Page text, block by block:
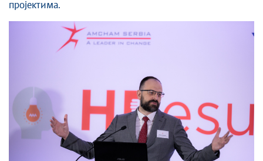
пројектима.